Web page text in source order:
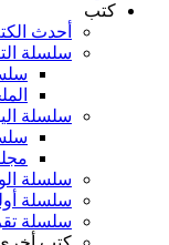
كتب
أحدث
سلسلة
سلسلة
سلسلة
سلسلة
سلسلة